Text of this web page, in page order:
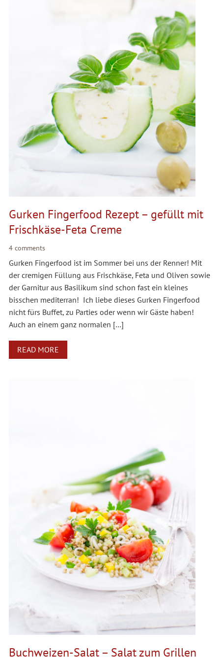
Gurken Fingerfood Rezept – gefüllt mit
Frischkäse-Feta Creme
4 comments
Gurken Fingerfood ist im Sommer bei uns der Renner! Mit
der cremigen Füllung aus Frischkäse, Feta und Oliven sowie
der Garnitur aus Basilikum sind schon fast ein kleines
bisschen mediterran! Ich liebe dieses Gurken Fingerfood
nicht fürs Buffet, zu Parties oder wenn wir Gäste haben!
Auch an einem ganz normalen […]
READ MORE
Buchweizen-Salat – Salat zum Grillen